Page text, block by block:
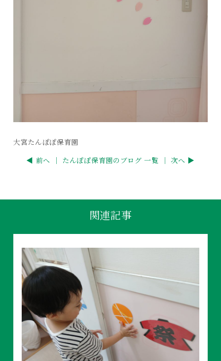
大宮たんぽぽ保育園
◀ 前へ ｜ たんぽぽ保育園のブログ 一覧 ｜ 次へ ▶
関連記事